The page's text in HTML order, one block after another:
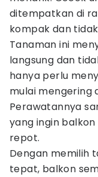
ditempatkan di
kompak dan
Tanaman ini
langsung dan
hanya perlu
mulai mengering
Perawatannya
yang ingin
repot.
Dengan memilih
tepat, balkon